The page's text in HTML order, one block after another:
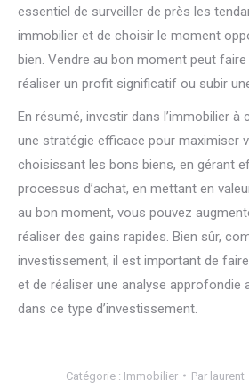
essentiel de surveiller de près les
immobilier et de choisir le moment
bien. Vendre au bon moment peut
réaliser un profit significatif ou subir
En résumé, investir dans l’immobilier
une stratégie efficace pour maximiser
choisissant les bons biens, en gérant
processus d’achat, en mettant en
au bon moment, vous pouvez
réaliser des gains rapides. Bien sûr,
investissement, il est important de
et de réaliser une analyse approfondie
dans ce type d’investissement.
Catégorie : Immobilier Par laurent